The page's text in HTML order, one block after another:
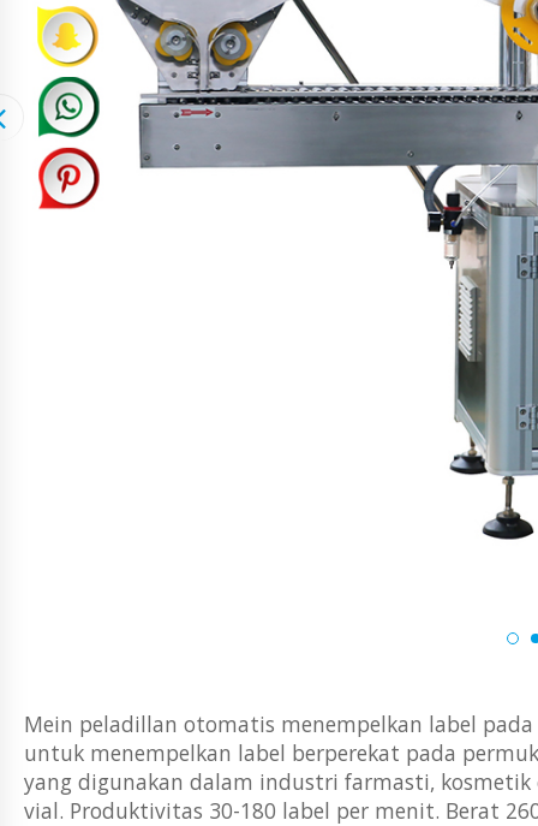
Mein peladillan otomatis menempelkan label
untuk menempelkan label berperekat pada
yang digunakan dalam industri farmasti,
vial. Produktivitas 30-180 label per menit. Berat